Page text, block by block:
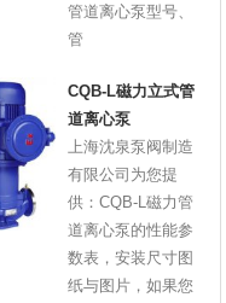
管道离心泵型号、
管
CQB-L磁力立式管
道离心泵
上海沈泉泵阀制造
有限公司为您提
供：CQB-L磁力管
道离心泵的性能参
数表，安装尺寸图
纸与图片，如果您